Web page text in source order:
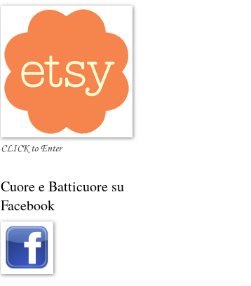
CLICK to Enter
Cuore e Batticuore su
Facebook